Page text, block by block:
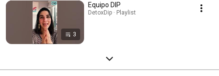
3
Equipo DIP
DetoxDip · Playlist